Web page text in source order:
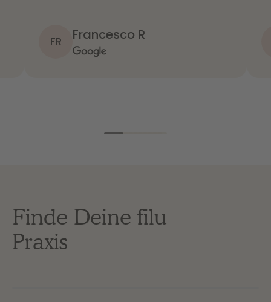
FR Francesco R
Finde Deine filu
Praxis